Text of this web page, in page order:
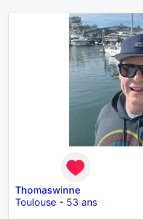
Thomaswinne
Toulouse - 53 ans